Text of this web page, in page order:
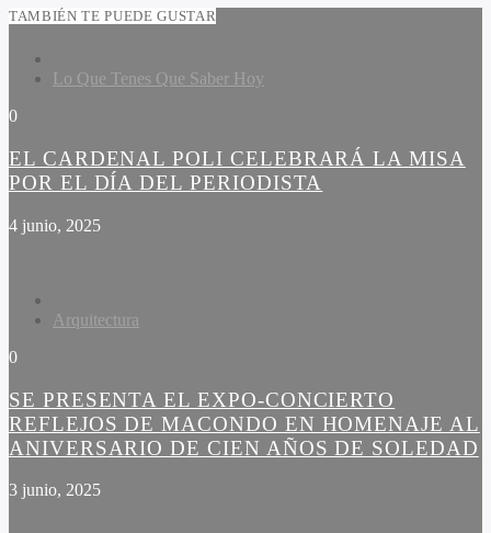
TAMBIÉN TE PUEDE GUSTAR
Lo Que Tenes Que Saber Hoy
0
EL CARDENAL POLI CELEBRARÁ LA MISA
POR EL DÍA DEL PERIODISTA
4 junio, 2025
Arquitectura
0
SE PRESENTA EL EXPO-CONCIERTO
REFLEJOS DE MACONDO EN HOMENAJE AL
ANIVERSARIO DE CIEN AÑOS DE SOLEDAD
3 junio, 2025